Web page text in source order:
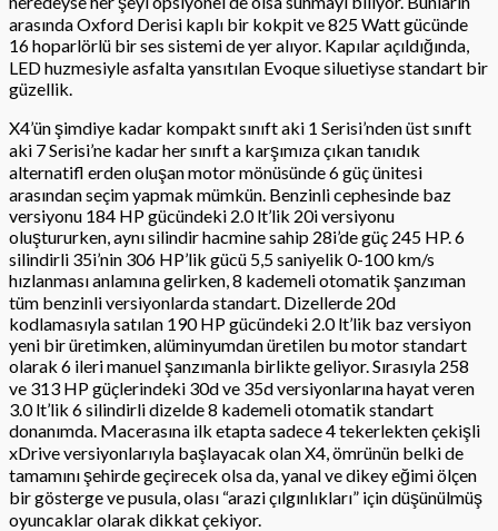
arasında Oxford Derisi kaplı bir kokpit ve 825 Watt gücünde
16 hoparlörlü bir ses sistemi de yer alıyor. Kapılar açıldığında,
LED huzmesiyle asfalta yansıtılan Evoque siluetiyse standart bir
güzellik.
X4’ün şimdiye kadar kompakt sınıft aki 1 Serisi’nden üst sınıft
aki 7 Serisi’ne kadar her sınıft a karşımıza çıkan tanıdık
alternatifl erden oluşan motor mönüsünde 6 güç ünitesi
arasından seçim yapmak mümkün. Benzinli cephesinde baz
versiyonu 184 HP gücündeki 2.0 lt’lik 20i versiyonu
oluştururken, aynı silindir hacmine sahip 28i’de güç 245 HP. 6
silindirli 35i’nin 306 HP’lik gücü 5,5 saniyelik 0-100 km/s
hızlanması anlamına gelirken, 8 kademeli otomatik şanzıman
tüm benzinli versiyonlarda standart. Dizellerde 20d
kodlamasıyla satılan 190 HP gücündeki 2.0 lt’lik baz versiyon
yeni bir üretimken, alüminyumdan üretilen bu motor standart
olarak 6 ileri manuel şanzımanla birlikte geliyor. Sırasıyla 258
ve 313 HP güçlerindeki 30d ve 35d versiyonlarına hayat veren
3.0 lt’lik 6 silindirli dizelde 8 kademeli otomatik standart
donanımda. Macerasına ilk etapta sadece 4 tekerlekten çekişli
xDrive versiyonlarıyla başlayacak olan X4, ömrünün belki de
tamamını şehirde geçirecek olsa da, yanal ve dikey eğimi ölçen
bir gösterge ve pusula, olası “arazi çılgınlıkları” için düşünülmüş
oyuncaklar olarak dikkat çekiyor.